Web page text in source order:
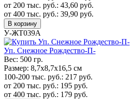
от 200 тыс. руб.: 43,60 руб.
от 400 тыс. руб.: 39,90 руб.
В корзину
У-ЖТ039А
Уп. Cнежное Рождество-П-
Вес: 500 гр.
Размер: 8,7х8,7х16,5 см
100-200 тыс. руб.: 217 руб.
от 200 тыс. руб.: 195 руб.
от 400 тыс. руб.: 179 руб.